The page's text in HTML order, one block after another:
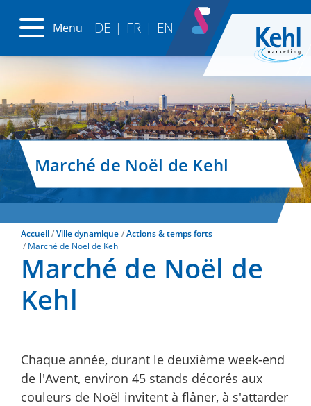
Menu DE | FR | EN
Marché de Noël de Kehl
Accueil Ville dynamique
Actions & temps forts
Marché de Noël de Kehl
Marché de Noël de
Kehl
Chaque année, durant le deuxième week-end
de l'Avent, environ 45 stands décorés aux
couleurs de Noël invitent à flâner, à s'attarder